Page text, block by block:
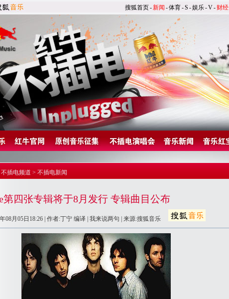
搜狐首页-新闻 -体育-S -娱乐-V- 财经
不插电频道 > 不插电新闻
第四张专辑将于8月发行 专辑曲目公布
08月05日18:26 | 作者:丁宁 编译 | 我来说两句 | 来源:搜狐音乐